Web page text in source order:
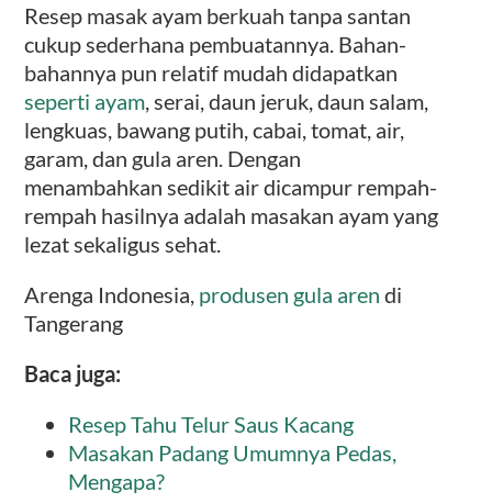
Resep masak ayam berkuah tanpa santan
cukup sederhana pembuatannya. Bahan-
bahannya pun relatif mudah didapatkan
seperti ayam , serai, daun jeruk, daun salam,
lengkuas, bawang putih, cabai, tomat, air,
garam, dan gula aren. Dengan
menambahkan sedikit air dicampur rempah-
rempah hasilnya adalah masakan ayam yang
lezat sekaligus sehat.
Arenga Indonesia, produsen gula arendi
Tangerang
Baca juga:
Resep Tahu Telur Saus Kacang
Masakan Padang Umumnya Pedas,
Mengapa?